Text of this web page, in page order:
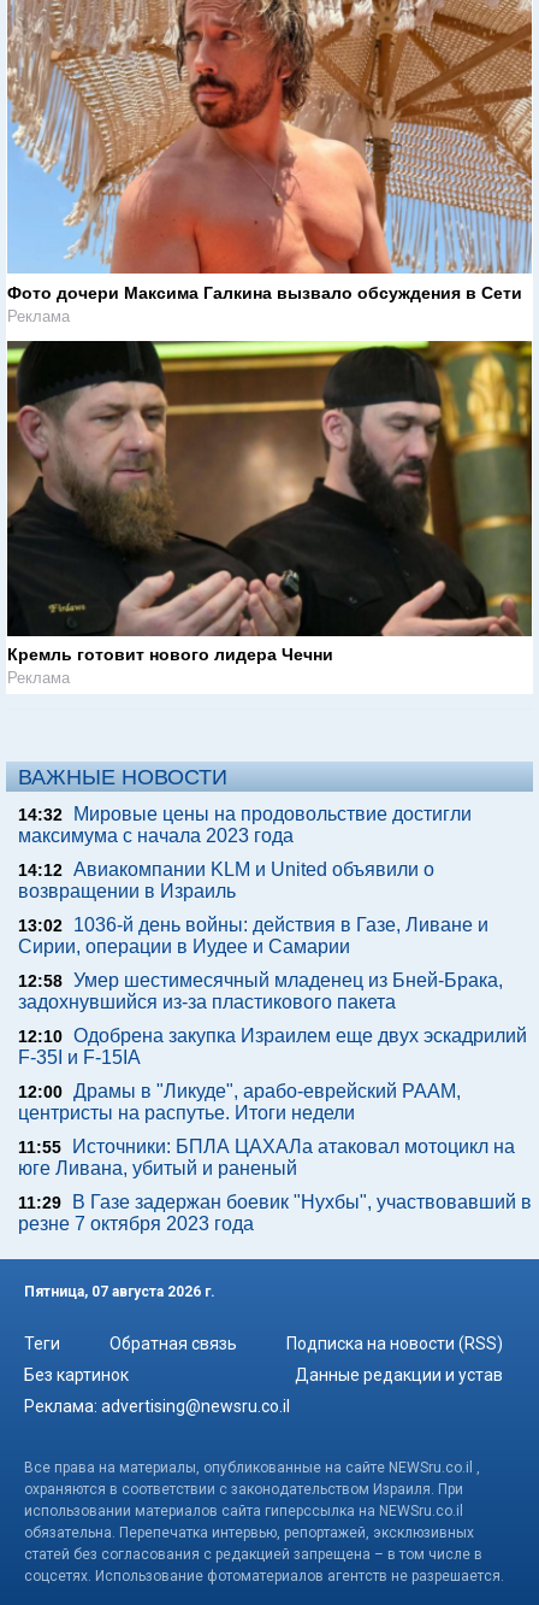
Фото дочери Максима Галкина вызвало обсуждения в Сети
Реклама
Кремль готовит нового лидера Чечни
Реклама
ВАЖНЫЕ НОВОСТИ
14:32
Мировые цены на продовольствие достигли
максимума с начала 2023 года
14:12 Авиакомпании KLM и United объявили о
возвращении в Израиль
13:02
1036-й день войны: действия в Газе, Ливане и
Сирии, операции в Иудее и Самарии
12:58 Умер шестимесячный младенец из Бней-Брака,
задохнувшийся из-за пластикового пакета
12:10 Одобрена закупка Израилем еще двух эскадрилий
F-35I и F-15IA
12:00 Драмы в "Ликуде", арабо-еврейский РААМ,
центристы на распутье. Итоги недели
11:55
Источники: БПЛА ЦАХАЛа атаковал мотоцикл на
юге Ливана, убитый и раненый
11:29
В Газе задержан боевик "Нухбы", участвовавший в
резне 7 октября 2023 года
Пятница, 07 августа 2026 г.
Теги Обратная связь
Подписка на новости (RSS)
Без картинок
Данные редакции и устав
Реклама: advertising@newsru.co.il
Все права на материалы, опубликованные на сайте NEWSru.co.il ,
охраняются в соответствии с законодательством Израиля. При
использовании материалов сайта гиперссылка на NEWSru.co.il
обязательна. Перепечатка интервью, репортажей, эксклюзивных
статей без согласования с редакцией запрещена – в том числе в
соцсетях. Использование фотоматериалов агентств не разрешается.